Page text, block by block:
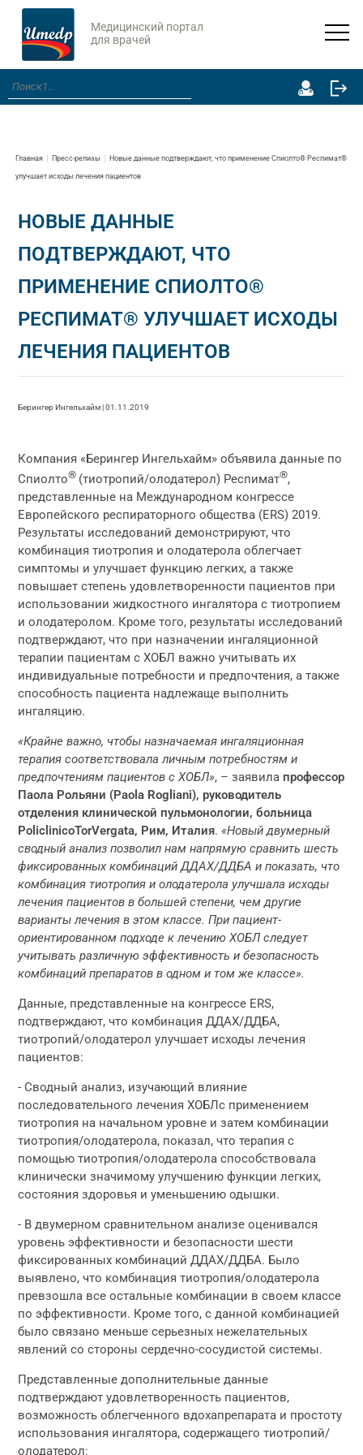
Медицинский портал
для врачей
Главная Пресс-релизы Новые данные подтверждают, что применение Спиолто® Респимат®
улучшает исходы лечения пациентов
НОВЫЕ ДАННЫЕ
ПОДТВЕРЖДАЮТ, ЧТО
ПРИМЕНЕНИЕ СПИОЛТО®
РЕСПИМАТ® УЛУЧШАЕТ ИСХОДЫ
ЛЕЧЕНИЯ ПАЦИЕНТОВ
Берингер Ингельхайм | 01.11.2019
Компания «Берингер Ингельхайм» объявила данные по
Спиолто® (тиотропий/олодатерол) Респимат®,
представленные на Международном конгрессе
Европейского респираторного общества (ERS) 2019.
Результаты исследований демонстрируют, что
комбинация тиотропия и олодатерола облегчает
симптомы и улучшает функцию легких, а также
повышает степень удовлетворенности пациентов при
использовании жидкостного ингалятора с тиотропием
и олодатеролом. Кроме того, результаты исследований
подтверждают, что при назначении ингаляционной
терапии пациентам с ХОБЛ важно учитывать их
индивидуальные потребности и предпочтения, а также
способность пациента надлежаще выполнить
ингаляцию.
«Крайне важно, чтобы назначаемая ингаляционная
терапия соответствовала личным потребностям и
предпочтениям пациентов с ХОБЛ», – заявила профессор
Паола Рольяни (Paola Rogliani), руководитель
отделения клинической пульмонологии, больница
PoliclinicoTorVergata, Рим, Италия.«Новый двумерный
сводный анализ позволил нам напрямую сравнить шесть
фиксированных комбинаций ДДАХ/ДДБА и показать, что
комбинация тиотропия и олодатерола улучшала исходы
лечения пациентов в большей степени, чем другие
варианты лечения в этом классе. При пациент-
ориентированном подходе к лечению ХОБЛ следует
учитывать различную эффективность и безопасность
комбинаций препаратов в одном и том же классе».
Данные, представленные на конгрессе ERS,
подтверждают, что комбинация ДДАХ/ДДБА,
тиотропий/олодатерол улучшает исходы лечения
пациентов:
- Сводный анализ, изучающий влияние
последовательного лечения ХОБЛс применением
тиотропия на начальном уровне и затем комбинации
тиотропия/олодатерола, показал, что терапия с
помощью тиотропия/олодатерола способствовала
клинически значимому улучшению функции легких,
состояния здоровья и уменьшению одышки.
- В двумерном сравнительном анализе оценивался
уровень эффективности и безопасности шести
фиксированных комбинаций ДДАХ/ДДБА. Было
выявлено, что комбинация тиотропия/олодатерола
превзошла все остальные комбинации в своем классе
по эффективности. Кроме того, с данной комбинацией
было связано меньше серьезных нежелательных
явлений со стороны сердечно-сосудистой системы.
Представленные дополнительные данные
подтверждают удовлетворенность пациентов,
возможность облегченного вдохапрепарата и простоту
использования ингалятора, содержащего тиотропий/
олодатерол: